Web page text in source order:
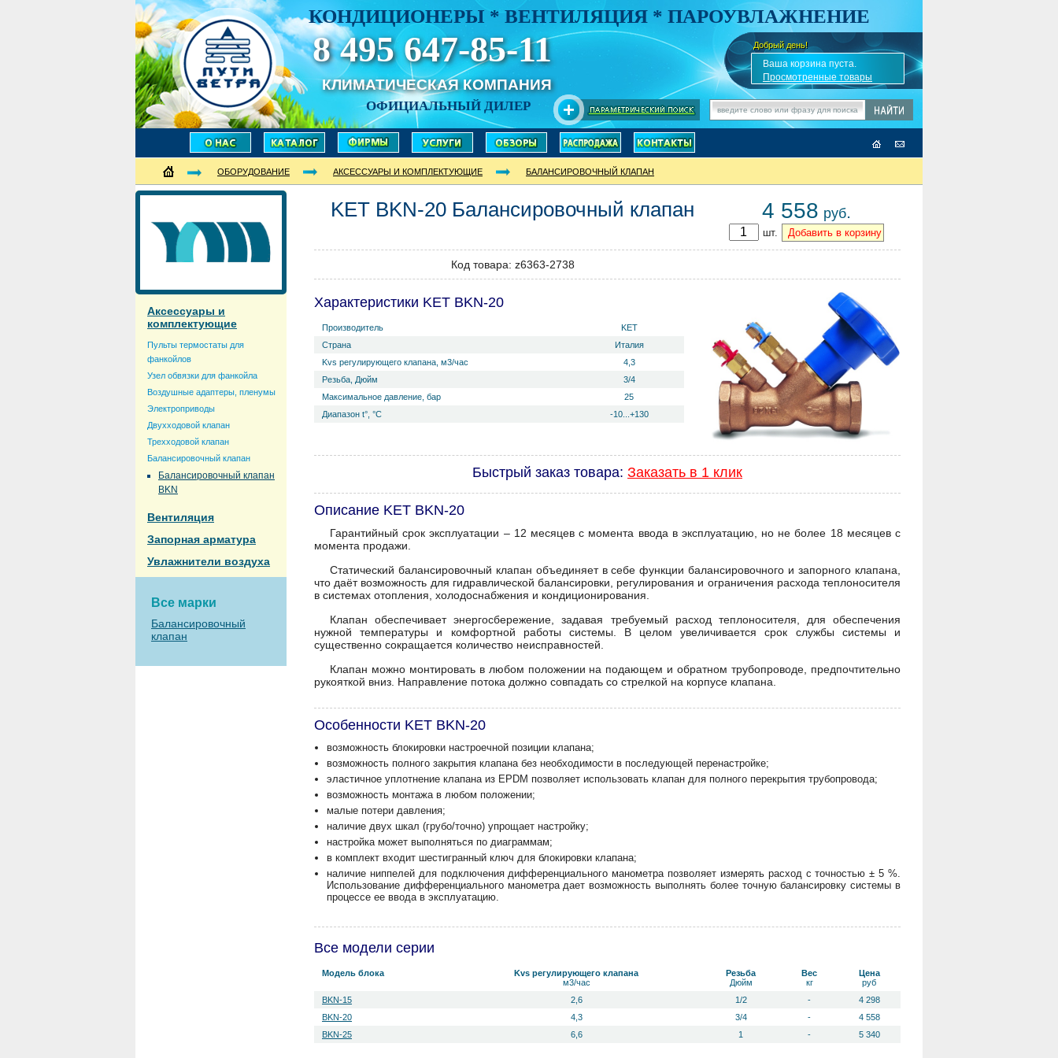
КОНДИЦИОНЕРЫ * ВЕНТИЛЯЦИЯ * ПАРОУВЛАЖНЕНИЕ
8 495 647-85-11
КЛИМАТИЧЕСКАЯ КОМПАНИЯ
ОФИЦИАЛЬНЫЙ ДИЛЕР
Добрый день!
✎Ваша корзина пуста.
Просмотренные товары
ОБОРУДОВАНИЕ АКСЕССУАРЫ И КОМПЛЕКТУЮЩИЕ БАЛАНСИРОВОЧНЫЙ КЛАПАН
Аксессуары и
комплектующие
Пульты термостаты для
фанкойлов
Узел обвязки для фанкойла
Воздушные адаптеры, пленумы
Электроприводы
Двухходовой клапан
Трехходовой клапан
Балансировочный клапан
Балансировочный клапан
BKN
Вентиляция
Запорная арматура
Увлажнители воздуха
Все марки
Балансировочный
клапан
KET BKN-20 Балансировочный клапан 4 558 руб.
шт.
Код товара: z6363-2738
Характеристики KET BKN-20
Производитель
KET
Страна
Италия
Kvs регулирующего клапана, м3/час
4,3
Резьба, Дюйм
3/4
Максимальное давление, бар
25
Диапазон t°, °С
-10...+130
Быстрый заказ товара: Заказать в 1 клик
Описание KET BKN-20
Гарантийный срок эксплуатации – 12 месяцев с момента ввода в эксплуатацию, но не более 18 месяцев с
момента продажи.
Статический балансировочный клапан объединяет в себе функции балансировочного и запорного клапана,
что даёт возможность для гидравлической балансировки, регулирования и ограничения расхода теплоносителя
в системах отопления, холодоснабжения и кондиционирования.
Клапан обеспечивает энергосбережение, задавая требуемый расход теплоносителя, для обеспечения
нужной температуры и комфортной работы системы. В целом увеличивается срок службы системы и
существенно сокращается количество неисправностей.
Клапан можно монтировать в любом положении на подающем и обратном трубопроводе, предпочтительно
рукояткой вниз. Направление потока должно совпадать со стрелкой на корпусе клапана.
Особенности KET BKN-20
возможность блокировки настроечной позиции клапана;
возможность полного закрытия клапана без необходимости в последующей перенастройке;
эластичное уплотнение клапана из EPDM позволяет использовать клапан для полного перекрытия трубопровода;
возможность монтажа в любом положении;
малые потери давления;
наличие двух шкал (грубо/точно) упрощает настройку;
настройка может выполняться по диаграммам;
в комплект входит шестигранный ключ для блокировки клапана;
наличие ниппелей для подключения дифференциального манометра позволяет измерять расход с точностью ± 5 %.
Использование дифференциального манометра дает возможность выполнять более точную балансировку системы в
процессе ее ввода в эксплуатацию.
Все модели серии
Модель блока
Kvs регулирующего клапана
м3/час
Резьба
Дюйм
Вес
кг
Цена
руб
BKN-15
2,6 1/2 -
4 298
BKN-20
4,3 3/4 -
4 558
BKN-25
6,6 1 - 5 340